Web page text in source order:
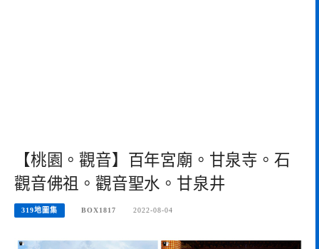
【桃園。觀音】百年宮廟。甘泉寺。石
觀音佛祖。觀音聖水。甘泉井
319地圖集 BOX1817 2022-08-04